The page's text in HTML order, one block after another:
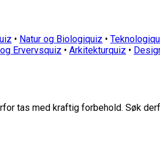
• Natur og Biologiquiz •
Ervervsquiz • Arkitekturquiz •
tas med kraftig forbehold. Søk